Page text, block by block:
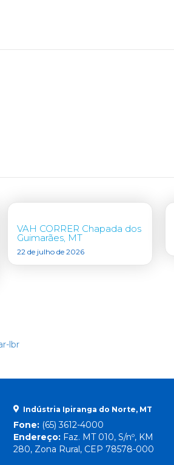
VAH CORRER Chapada dos
Guimarães, MT
22 de julho de 2026
Indústria Ipiranga do Norte, MT
Fone: (65) 3612-4000
Endereço: Faz. MT 010, S/nº, KM
280, Zona Rural, CEP 78578-000